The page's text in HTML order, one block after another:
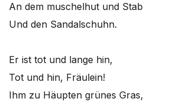
An dem muschelhut und Stab
Und den Sandalschuhn.
Er ist tot und lange hin,
Tot und hin, Fräulein!
Ihm zu Häupten grünes Gras,